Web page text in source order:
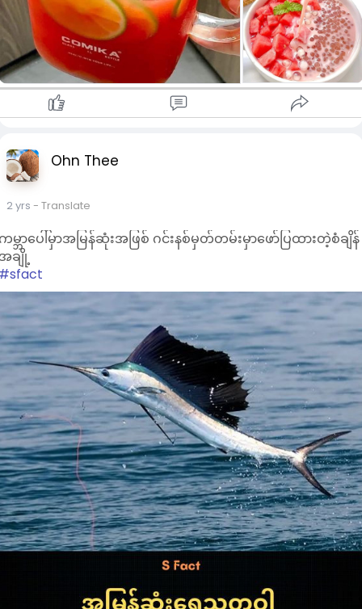
Ohn Thee
2 yrs - Translate
မ္ဘာပေါ်မှာအမြန်ဆုံးအဖြစ် ဂင်းနစ်မှတ်တမ်းမှာဖော်ပြထားတဲ့စံချိန်
ချို့